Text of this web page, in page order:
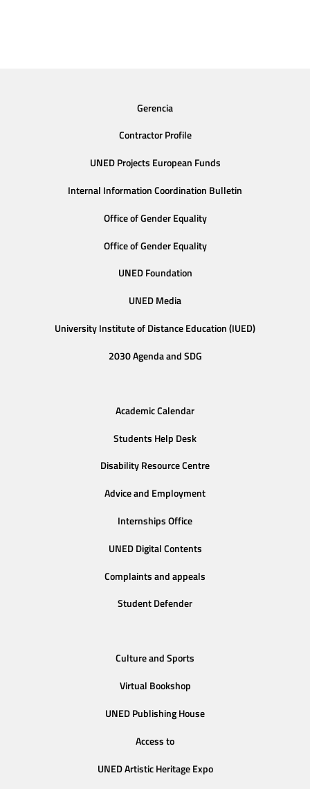
Gerencia
Contractor Profile
UNED Projects European Funds
Internal Information Coordination Bulletin
Office of Gender Equality
Office of Gender Equality
UNED Foundation
UNED Media
University Institute of Distance Education (IUED)
2030 Agenda and SDG
Academic Calendar
Students Help Desk
Disability Resource Centre
Advice and Employment
Internships Office
UNED Digital Contents
Complaints and appeals
Student Defender
Culture and Sports
Virtual Bookshop
UNED Publishing House
Access to
UNED Artistic Heritage Expo